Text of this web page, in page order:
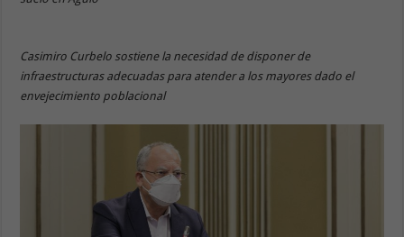
Casimiro Curbelo sostiene la necesidad de disponer de
infraestructuras adecuadas para atender a los mayores dado el
envejecimiento poblacional